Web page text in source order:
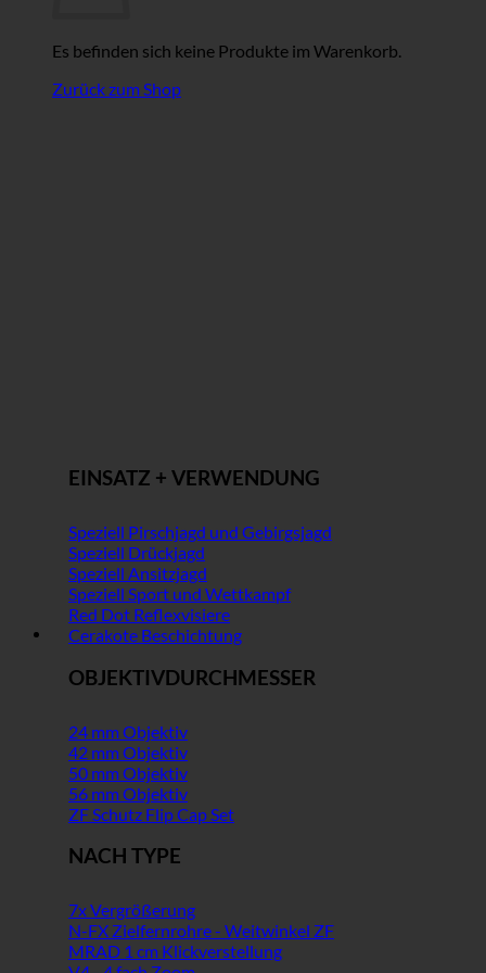
Es befinden sich keine Produkte im Warenkorb.
Zurück zum Shop
EINSATZ + VERWENDUNG
Speziell Pirschjagd und Gebirgsjagd
Speziell Drückjagd
Speziell Ansitzjagd
Speziell Sport und Wettkampf
Red Dot Reflexvisiere
Cerakote Beschichtung
OBJEKTIVDURCHMESSER
24 mm Objektiv
42 mm Objektiv
50 mm Objektiv
56 mm Objektiv
ZF Schutz Flip Cap Set
NACH TYPE
7x Vergrößerung
N-FX Zielfernrohre - Weitwinkel ZF
MRAD 1 cm Klickverstellung